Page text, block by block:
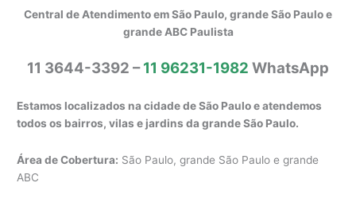
Central de Atendimento em São Paulo, grande São Paulo e
grande ABC Paulista
11 3644-3392 –11 96231-1982 WhatsApp
Estamos localizados na cidade de São Paulo e atendemos
todos os bairros, vilas e jardins da grande São Paulo.
Área de Cobertura: São Paulo, grande São Paulo e grande
ABC